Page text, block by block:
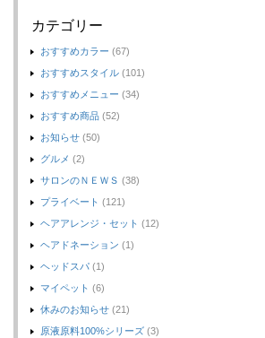
カテゴリー
おすすめカラー (67)
おすすめスタイル (101)
おすすめメニュー (34)
おすすめ商品 (52)
お知らせ (50)
グルメ (2)
サロンのＮＥＷＳ (38)
プライベート (121)
ヘアアレンジ・セット (12)
ヘアドネーション (1)
ヘッドスパ (1)
マイペット (6)
休みのお知らせ (21)
原液原料100%シリーズ (3)